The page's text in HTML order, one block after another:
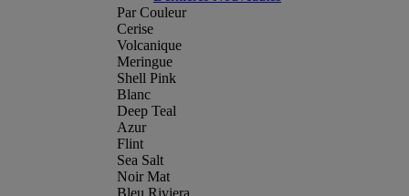
Par Couleur
Cerise
Volcanique
Meringue
Shell Pink
Blanc
Deep Teal
Azur
Flint
Sea Salt
Noir Mat
Bleu Riviera